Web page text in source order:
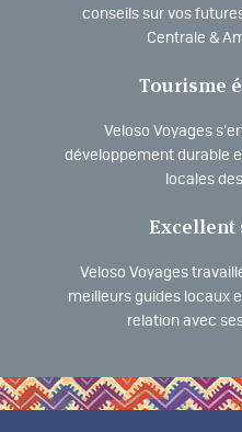
conseils sur vos
Centrale &
Tourisme
Veloso Voyages
développement durable
locales
Excellent
Veloso Voyages
meilleurs guides locaux
relation avec